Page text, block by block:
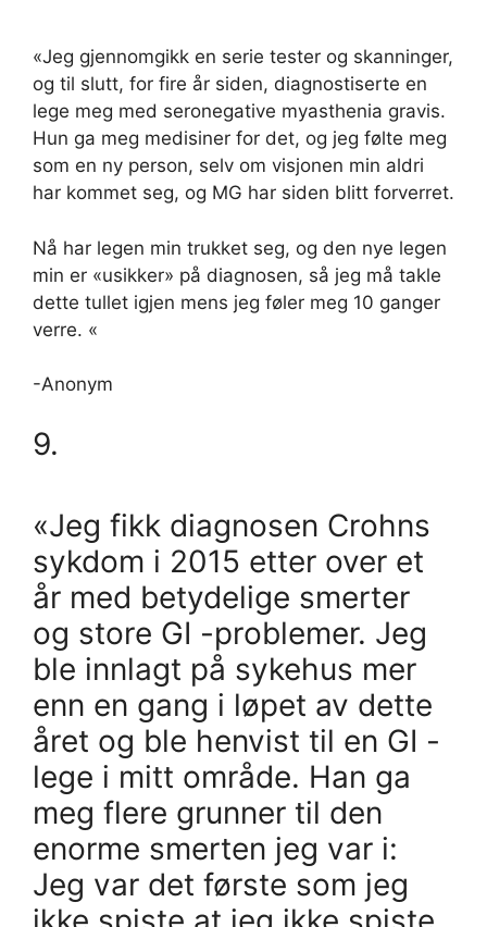
«Jeg gjennomgikk en serie tester og skanninger,
og til slutt, for fire år siden, diagnostiserte en
lege meg med seronegative myasthenia gravis.
Hun ga meg medisiner for det, og jeg følte meg
som en ny person, selv om visjonen min aldri
har kommet seg, og MG har siden blitt forverret.
Nå har legen min trukket seg, og den nye legen
min er «usikker» på diagnosen, så jeg må takle
dette tullet igjen mens jeg føler meg 10 ganger
verre. «
-Anonym
9.
«Jeg fikk diagnosen Crohns
sykdom i 2015 etter over et
år med betydelige smerter
og store GI -problemer. Jeg
ble innlagt på sykehus mer
enn en gang i løpet av dette
året og ble henvist til en GI -
lege i mitt område. Han ga
meg flere grunner til den
enorme smerten jeg var i:
Jeg var det første som jeg